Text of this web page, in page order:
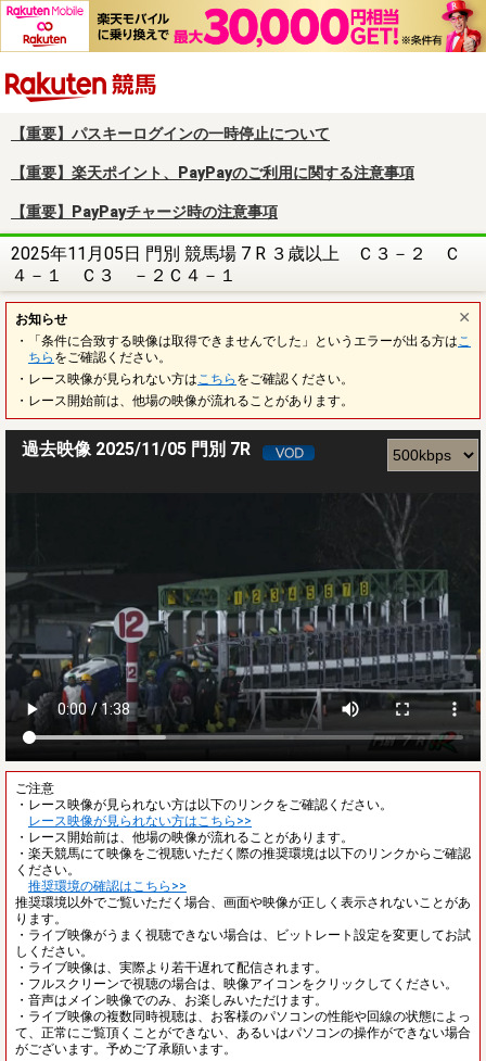
【重要】パスキーログインの一時停止について
【重要】楽天ポイント、PayPayのご利用に関する注意事項
【重要】PayPayチャージ時の注意事項
2025年11月05日 門別 競馬場 7 R ３歳以上 Ｃ３－２ Ｃ
４－１ Ｃ３ －２Ｃ４－１
お知らせ
・「条件に合致する映像は取得できませんでした」というエラーが出る方は こ
ちら をご確認ください。
・レース映像が見られない方は こちら をご確認ください。
・レース開始前は、他場の映像が流れることがあります。
過去映像 2025/11/05 門別 7R
ご注意
・レース映像が見られない方は以下のリンクをご確認ください。
レース映像が見られない方はこちら>>
・レース開始前は、他場の映像が流れることがあります。
・楽天競馬にて映像をご視聴いただく際の推奨環境は以下のリンクからご確認
ください。
推奨環境の確認はこちら>>
推奨環境以外でご覧いただく場合、画面や映像が正しく表示されないことがあ
ります。
・ライブ映像がうまく視聴できない場合は、ビットレート設定を変更してお試
しください。
・ライブ映像は、実際より若干遅れて配信されます。
・フルスクリーンで視聴の場合は、映像アイコンをクリックしてください。
・音声はメイン映像でのみ、お楽しみいただけます。
・ライブ映像の複数同時視聴は、お客様のパソコンの性能や回線の状態によっ
て、正常にご覧頂くことができない、あるいはパソコンの操作ができない場合
がございます。予めご了承願います。